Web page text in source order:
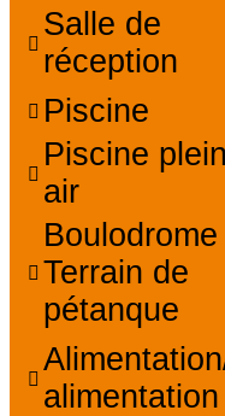
Salle de
réception
Piscine
Piscine plein
air
Terrain de
pétanque
alimentation